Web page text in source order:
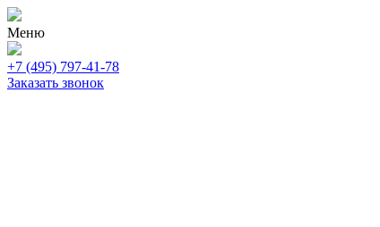
Меню
+7 (495) 797-41-78
Заказать звонок